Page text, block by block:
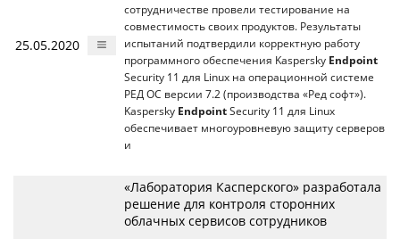
25.05.2020
сотрудничестве провели тестирование на
совместимость своих продуктов. Результаты
испытаний подтвердили корректную работу
программного обеспечения Kaspersky Endpoint
Security 11 для Linux на операционной системе
РЕД ОС версии 7.2 (производства «Ред софт»).
Kaspersky Endpoint Security 11 для Linux
обеспечивает многоуровневую защиту серверов
и
«Лаборатория Касперского» разработала
решение для контроля сторонних
облачных сервисов сотрудников